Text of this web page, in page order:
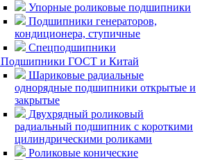
Упорные роликовые подшипники
Подшипники генераторов,
кондиционера, ступичные
Спецподшипники
Подшипники ГОСТ и Китай
Шариковые радиальные
однорядные подшипники открытые и
закрытые
Двухрядный роликовый
радиальный подшипник с короткими
цилиндрическими роликами
Роликовые конические